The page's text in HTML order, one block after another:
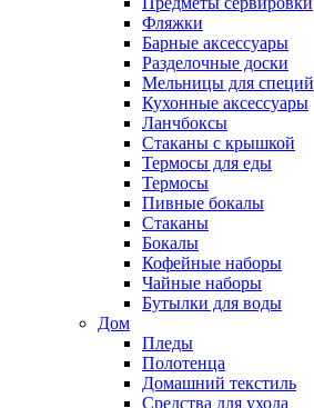
Фляжки
Барные аксессуары
Разделочные доски
Мельницы для специй
Кухонные аксессуары
Ланчбоксы
Стаканы с крышкой
Термосы для еды
Термосы
Пивные бокалы
Стаканы
Бокалы
Кофейные наборы
Чайные наборы
Бутылки для воды
Дом
Пледы
Полотенца
Домашний текстиль
Средства для ухода